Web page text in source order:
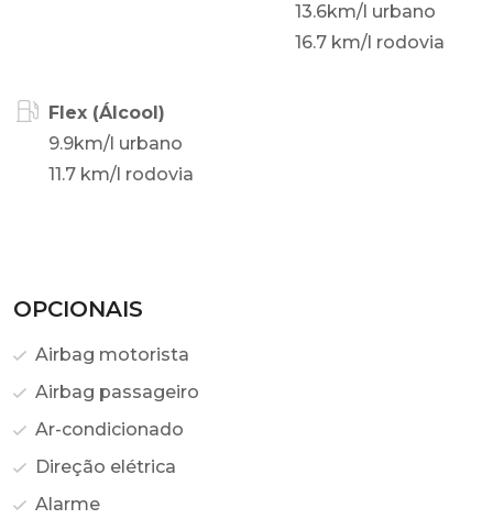
13.6km/l urbano
16.7 km/l rodovia
Flex (Álcool)
9.9km/l urbano
11.7 km/l rodovia
OPCIONAIS
Airbag motorista
Airbag passageiro
Ar-condicionado
Direção elétrica
Alarme